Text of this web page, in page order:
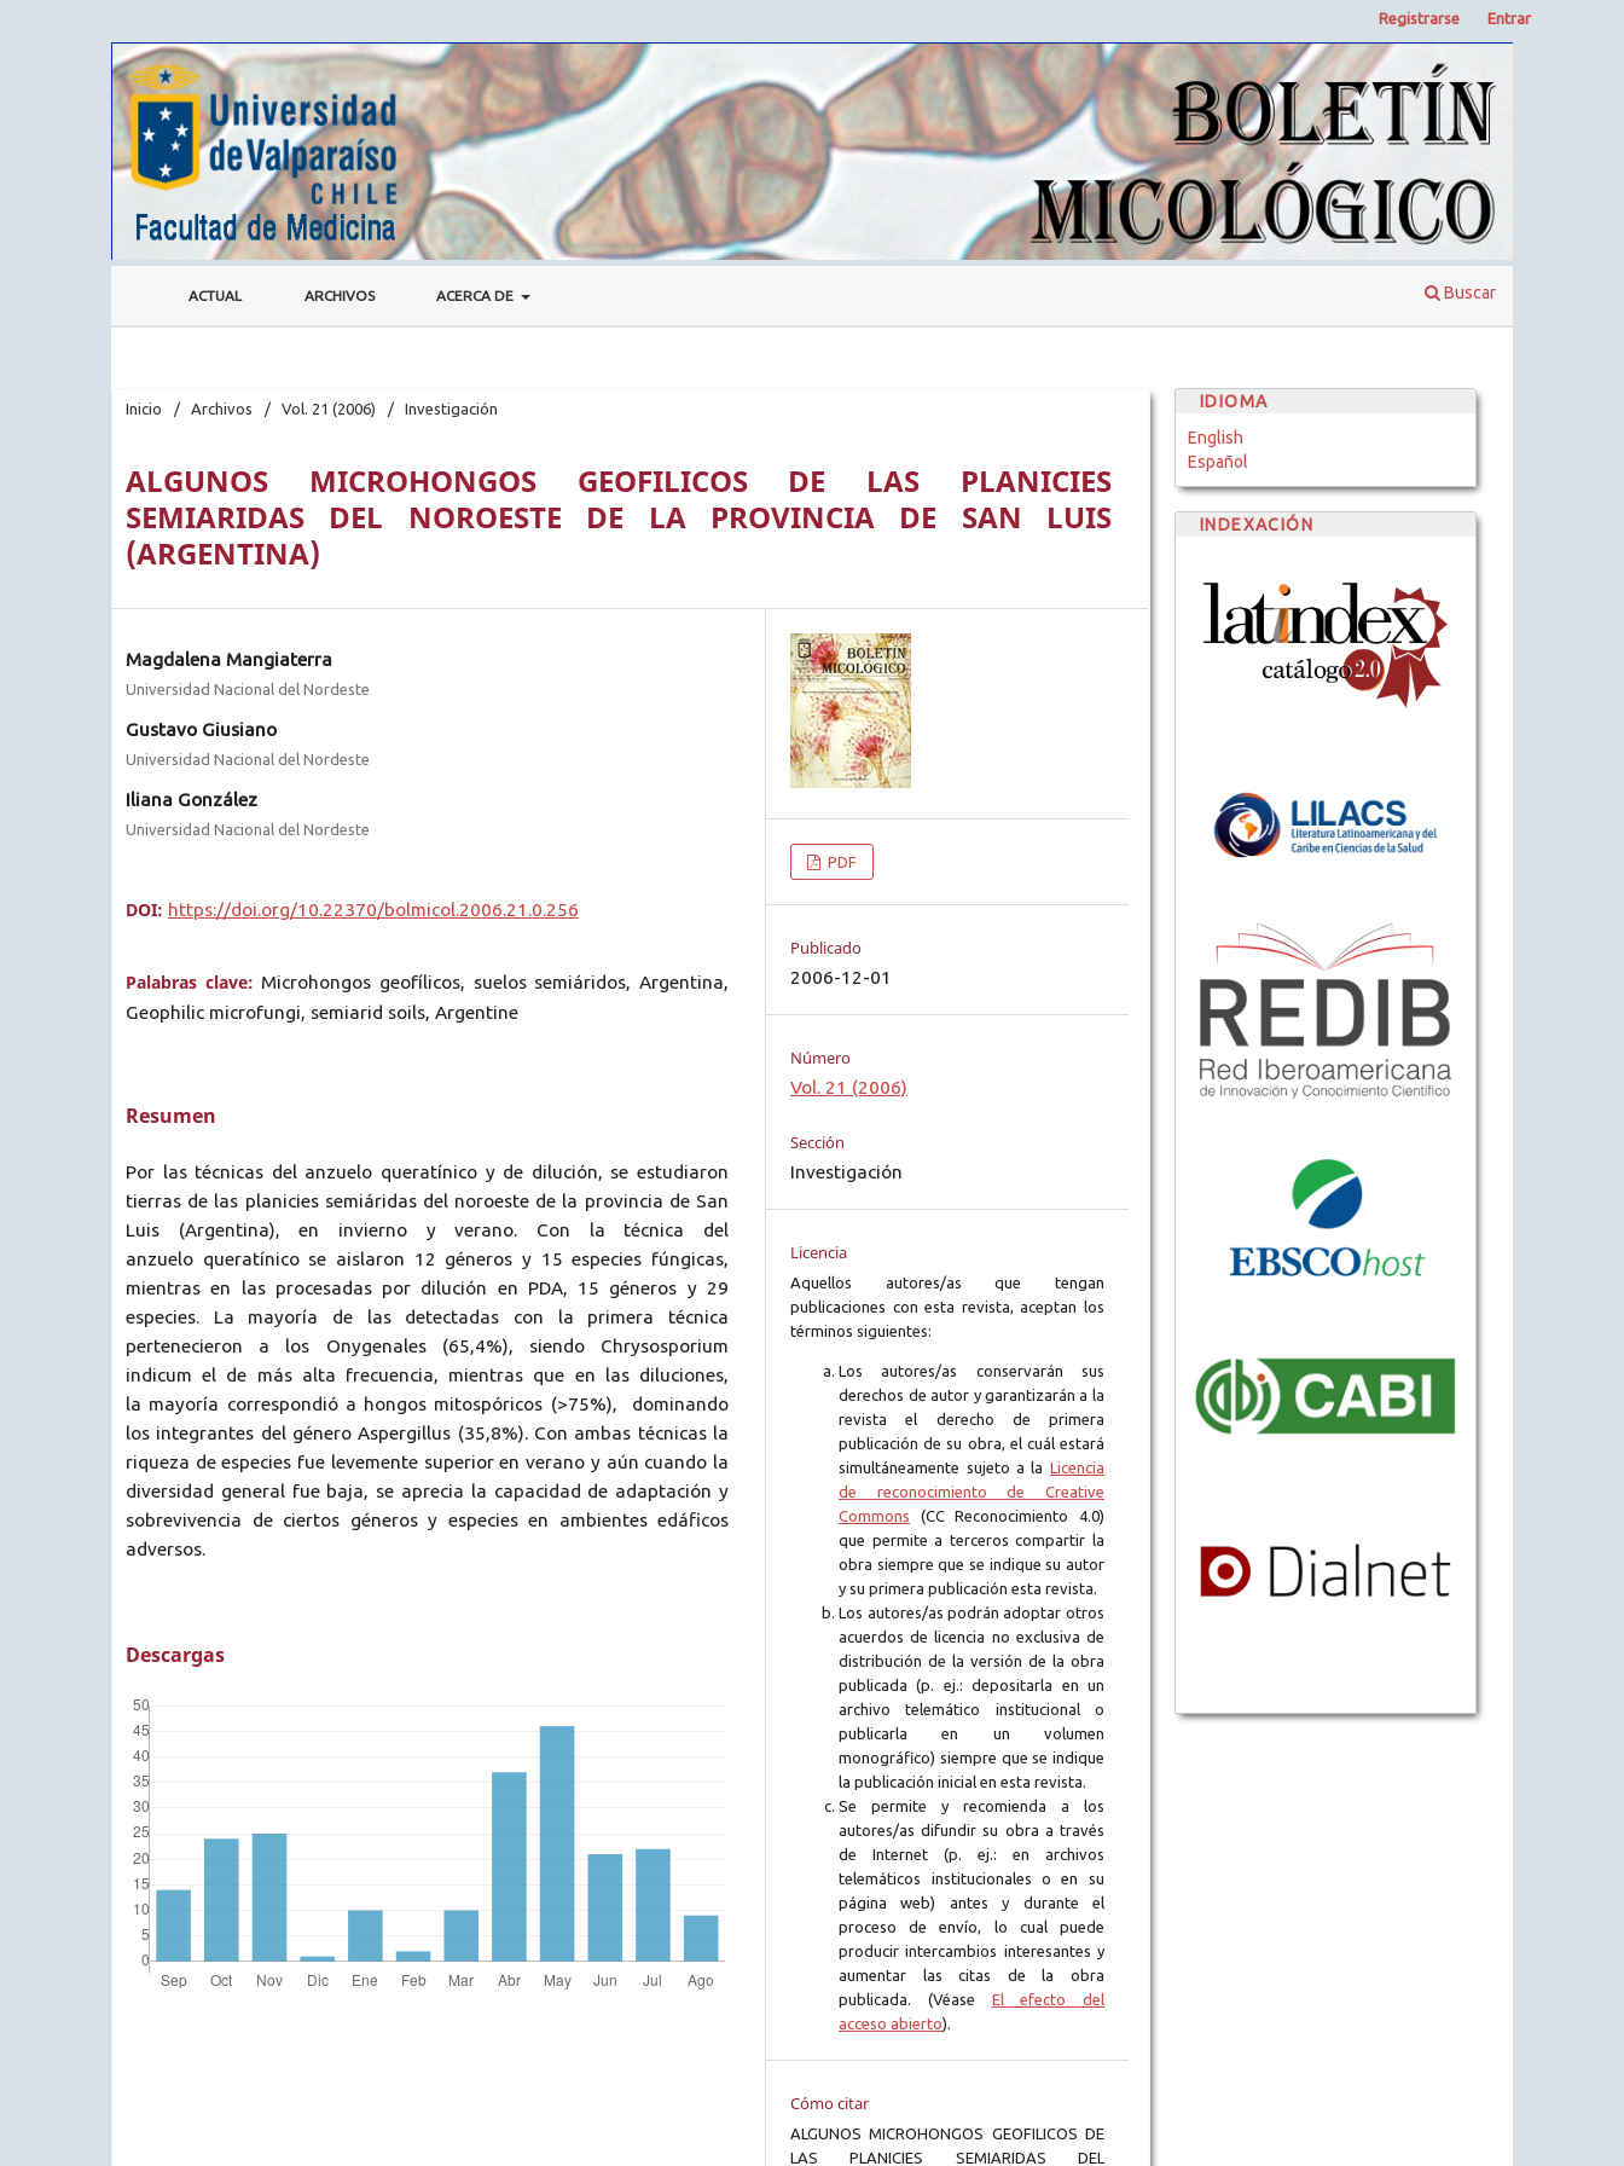
ACTUAL ARCHIVOS ACERCA DE Buscar
Registrarse Entrar
Inicio / Archivos / Vol. 21 (2006) / Investigación
ALGUNOS MICROHONGOS GEOFILICOS DE LAS PLANICIES
SEMIARIDAS DEL NOROESTE DE LA PROVINCIA DE SAN LUIS
(ARGENTINA)
Magdalena Mangiaterra
Universidad Nacional del Nordeste
Gustavo Giusiano
Universidad Nacional del Nordeste
Iliana González
Universidad Nacional del Nordeste
DOI: https://doi.org/10.22370/bolmicol.2006.21.0.256
Palabras clave: Microhongos geofílicos, suelos semiáridos, Argentina,
Geophilic microfungi, semiarid soils, Argentine
Resumen
Por las técnicas del anzuelo queratínico y de dilución, se estudiaron
tierras de las planicies semiáridas del noroeste de la provincia de San
Luis (Argentina), en invierno y verano. Con la técnica del
anzuelo queratínico se aislaron 12 géneros y 15 especies fúngicas,
mientras en las procesadas por dilución en PDA, 15 géneros y 29
especies. La mayoría de las detectadas con la primera técnica
pertenecieron a los Onygenales (65,4%), siendo Chrysosporium
indicum el de más alta frecuencia, mientras que en las diluciones,
la mayoría correspondió a hongos mitospóricos (>75%), dominando
los integrantes del género Aspergillus (35,8%). Con ambas técnicas la
riqueza de especies fue levemente superior en verano y aún cuando la
diversidad general fue baja, se aprecia la capacidad de adaptación y
sobrevivencia de ciertos géneros y especies en ambientes edáficos
adversos.
Descargas
PDF
Publicado
2006-12-01
Número
Vol. 21 (2006)
Sección
Investigación
Licencia
Aquellos autores/as que tengan
publicaciones con esta revista, aceptan los
términos siguientes:
Los autores/as conservarán sus
derechos de autor y garantizarán a la
revista el derecho de primera
publicación de su obra, el cuál estará
simultáneamente sujeto a la Licencia
de reconocimiento de Creative
Commons (CC Reconocimiento 4.0)
que permite a terceros compartir la
obra siempre que se indique su autor
y su primera publicación esta revista.
Los autores/as podrán adoptar otros
acuerdos de licencia no exclusiva de
distribución de la versión de la obra
publicada (p. ej.: depositarla en un
archivo telemático institucional o
publicarla en un volumen
monográfico) siempre que se indique
la publicación inicial en esta revista.
Se permite y recomienda a los
autores/as difundir su obra a través
de Internet (p. ej.: en archivos
telemáticos institucionales o en su
página web) antes y durante el
proceso de envío, lo cual puede
producir intercambios interesantes y
aumentar las citas de la obra
publicada. (Véase El efecto del
acceso abierto).
Cómo citar
ALGUNOS MICROHONGOS GEOFILICOS DE
LAS PLANICIES SEMIARIDAS DEL
IDIOMA
English
Español
INDEXACIÓN